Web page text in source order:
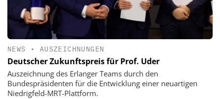
NEWS • AUSZEICHNUNGEN
Deutscher Zukunftspreis für Prof. Uder
Auszeichnung des Erlanger Teams durch den
Bundespräsidenten für die Entwicklung einer neuartigen
Niedrigfeld-MRT-Plattform.